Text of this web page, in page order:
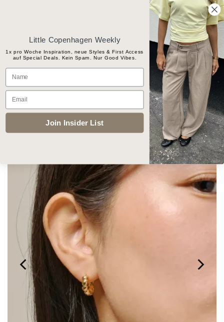
Products
search
START / SCHMUCK / OHRRINGE
Add to
wishlist
Little Copenhagen Weekly
1x pro Woche Inspiration, neue Styles & First Access
auf Special Deals. Kein Spam. Nur Good Vibes.
Name
Email
Join Insider List